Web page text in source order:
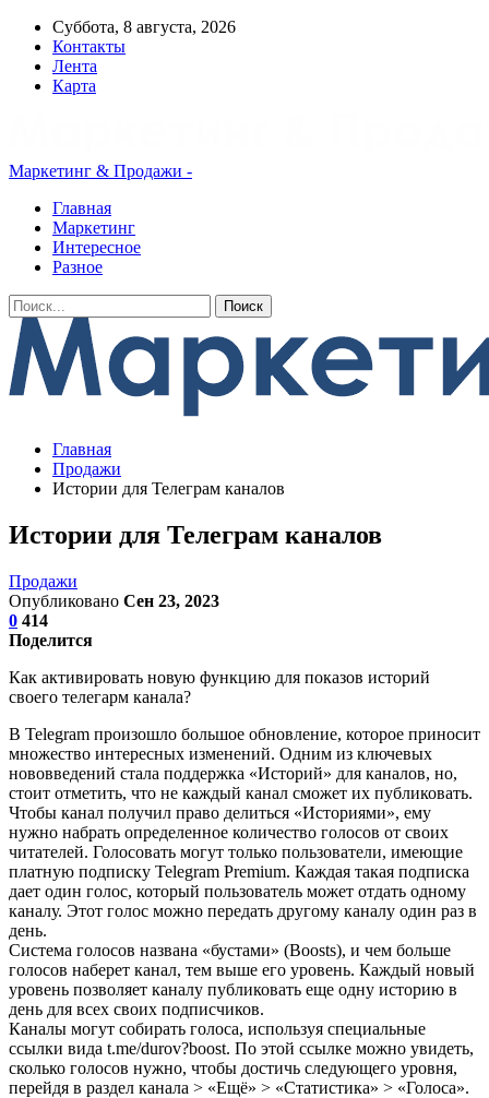
Суббота, 8 августа, 2026
Контакты
Лента
Карта
Маркетинг & Продажи -
Главная
Маркетинг
Интересное
Разное
Главная
Продажи
Истории для Телеграм каналов
Истории для Телеграм каналов
Продажи
Опубликовано Сен 23, 2023
0 414
Поделится
Как активировать новую функцию для показов историй
своего телегарм канала?
В Telegram произошло большое обновление, которое приносит
множество интересных изменений. Одним из ключевых
нововведений стала поддержка «Историй» для каналов, но,
стоит отметить, что не каждый канал сможет их публиковать.
Чтобы канал получил право делиться «Историями», ему
нужно набрать определенное количество голосов от своих
читателей. Голосовать могут только пользователи, имеющие
платную подписку Telegram Premium. Каждая такая подписка
дает один голос, который пользователь может отдать одному
каналу. Этот голос можно передать другому каналу один раз в
день.
Система голосов названа «бустами» (Boosts), и чем больше
голосов наберет канал, тем выше его уровень. Каждый новый
уровень позволяет каналу публиковать еще одну историю в
день для всех своих подписчиков.
Каналы могут собирать голоса, используя специальные
ссылки вида t.me/durov?boost. По этой ссылке можно увидеть,
сколько голосов нужно, чтобы достичь следующего уровня,
перейдя в раздел канала > «Ещё» > «Статистика» > «Голоса».